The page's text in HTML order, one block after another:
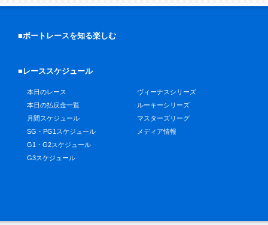
■ボートレースを知る楽しむ
■レーススケジュール
本日のレース
本日の払戻金一覧
月間スケジュール
SG・PG1スケジュール
G1・G2スケジュール
G3スケジュール
ヴィーナスシリーズ
ルーキーシリーズ
マスターズリーグ
メディア情報